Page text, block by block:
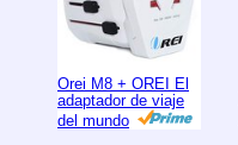
Orei M8 + OREI El
adaptador de viaje
del mundo